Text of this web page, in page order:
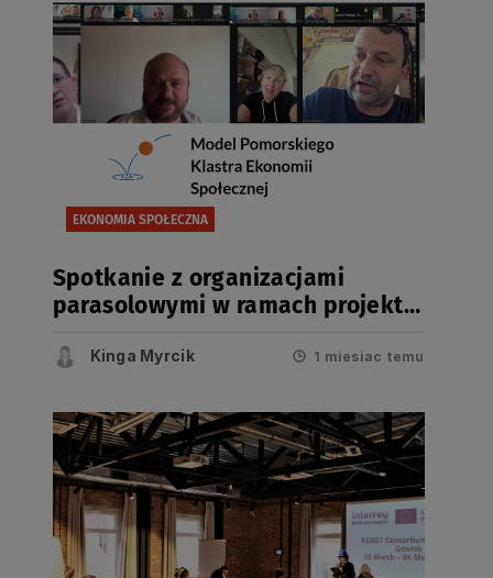
EKONOMIA SPOŁECZNA
Spotkanie z organizacjami
parasolowymi w ramach projektu
Kinga Myrcik 1 miesiac temu